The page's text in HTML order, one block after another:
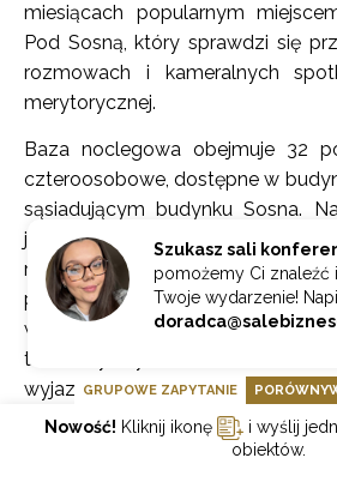
miesiącach popularnym
Pod Sosną, który sprawdzi się
rozmowach i kameralnych
merytorycznej.
Baza noclegowa obejmuje 32
czteroosobowe, dostępne w
sąsiadującym budynku Sosna.
jest bezpłatny parking, miejsce
rekreacyjna z bilardem,
piłkarzykami i telewizorem, a
wellness z sauną, jacuzzi i tężnią
to dobry wybór dla firm, które
wyjazd łączący pracę,
Sprawdzi się przy
szkoleniach zespołowych,
Szukasz sali
pomożemy Ci znaleźć
Twoje wydarzenie!
GRUPOWE ZAPYTANIE
Nowość! Kliknij ikonę
i wyślij
obiektów.